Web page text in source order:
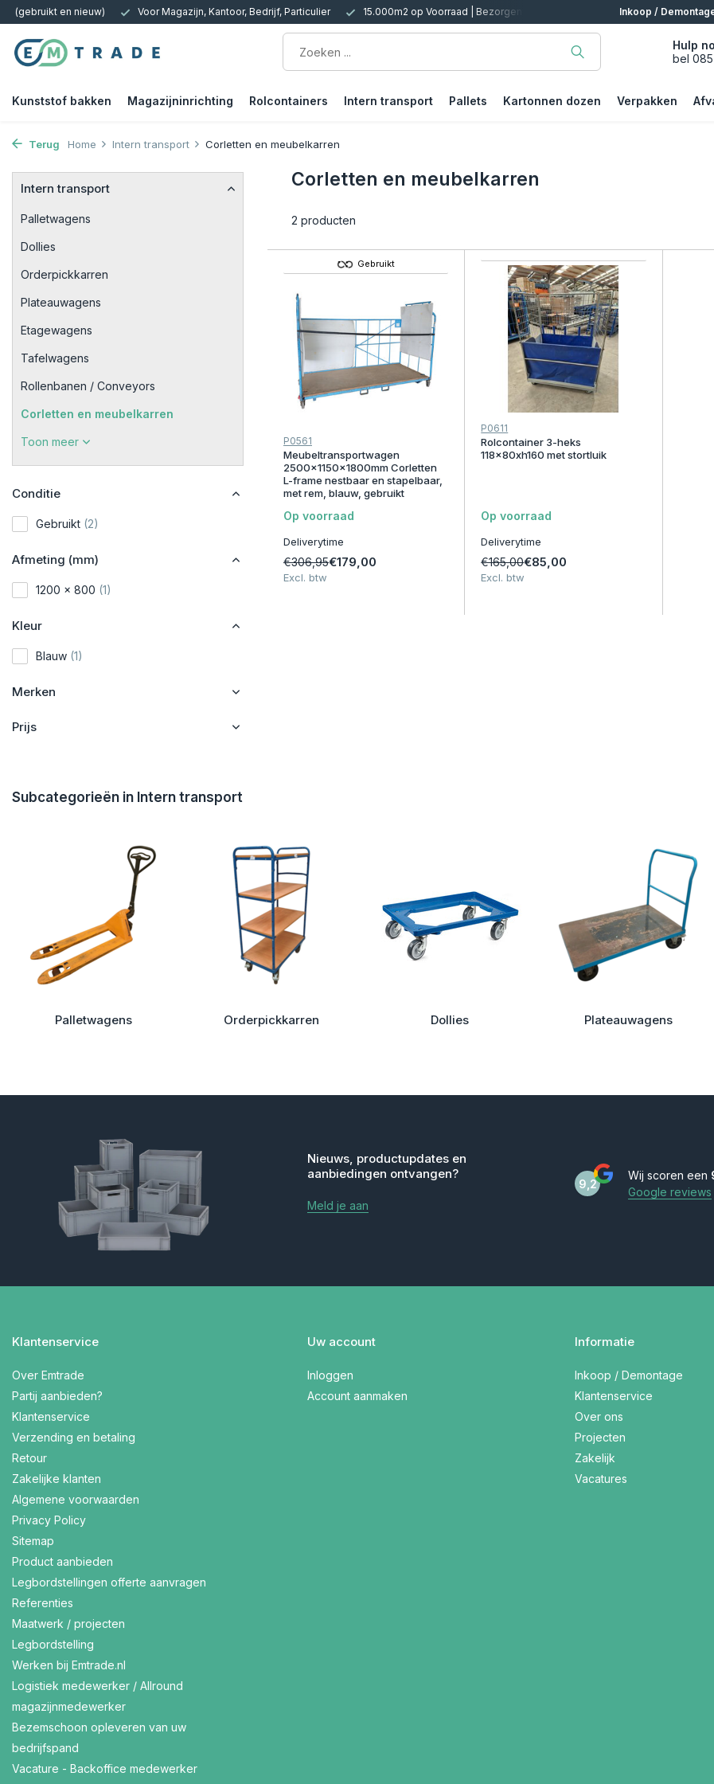
Kantoor, Bedrijf, Particulier 15.000m2 op Voorraad | Bezorgen of Afhalen Inkoop /
Hulp
bel
Kunststof bakken Magazijninrichting Rolcontainers Intern transport Pallets Kartonnen dozen Verpakken
Terug Home Intern transport Corletten en meubelkarren
Intern transport
Palletwagens
Dollies
Orderpickkarren
Plateauwagens
Etagewagens
Tafelwagens
Rollenbanen / Conveyors
Corletten en meubelkarren
Toon meer
Conditie
Gebruikt (2)
Afmeting (mm)
1200 x 800 (1)
Kleur
Blauw (1)
Merken
Prijs
Corletten en meubelkarren
2 producten
Gebruikt
P0561
Meubeltransportwagen
2500x1150x1800mm Corletten
L-frame nestbaar en stapelbaar,
met rem, blauw, gebruikt
Op voorraad
Deliverytime
€306,95€179,00
Excl. btw
P0611
Rolcontainer 3-heks
118x80xh160 met stortluik
Op voorraad
Deliverytime
€165,00€85,00
Excl. btw
Subcategorieën in Intern transport
Palletwagens Orderpickkarren Dollies Plateauwagens
Nieuws, productupdates en
aanbiedingen ontvangen?
Meld je aan
9,2
Wij scoren een
Google reviews
Klantenservice
Over Emtrade
Partij aanbieden?
Klantenservice
Verzending en betaling
Retour
Zakelijke klanten
Algemene voorwaarden
Privacy Policy
Sitemap
Product aanbieden
Legbordstellingen offerte aanvragen
Referenties
Maatwerk / projecten
Legbordstelling
Werken bij Emtrade.nl
Logistiek medewerker / Allround
magazijnmedewerker
Bezemschoon opleveren van uw
bedrijfspand
Vacature - Backoffice medewerker
Uw account
Inloggen
Account aanmaken
Informatie
Inkoop / Demontage
Klantenservice
Over ons
Projecten
Zakelijk
Vacatures